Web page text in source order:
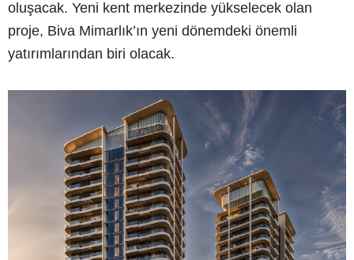
oluşacak. Yeni kent merkezinde yükselecek olan
proje, Biva Mimarlık’ın yeni dönemdeki önemli
yatırımlarından biri olacak.